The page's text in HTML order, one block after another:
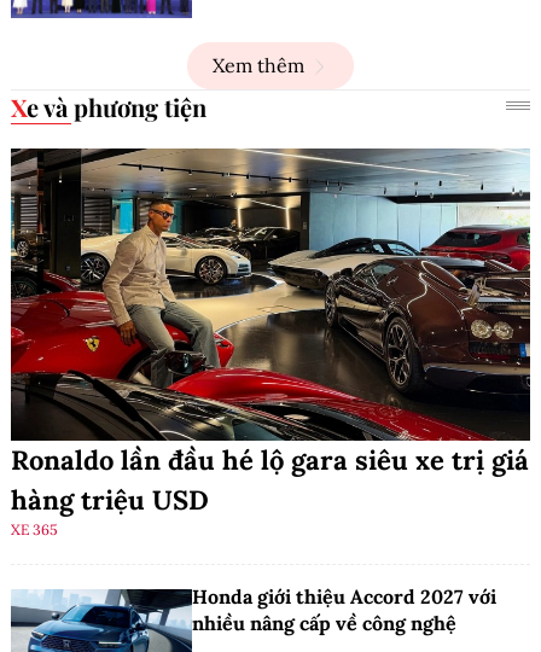
Xem thêm
Xe và phương tiện
Ronaldo lần đầu hé lộ gara siêu xe trị giá
hàng triệu USD
XE 365
Honda giới thiệu Accord 2027 với
nhiều nâng cấp về công nghệ